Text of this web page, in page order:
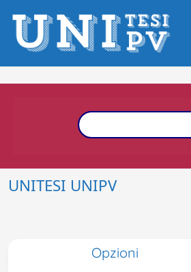
UNITESI UNIPV
Opzioni